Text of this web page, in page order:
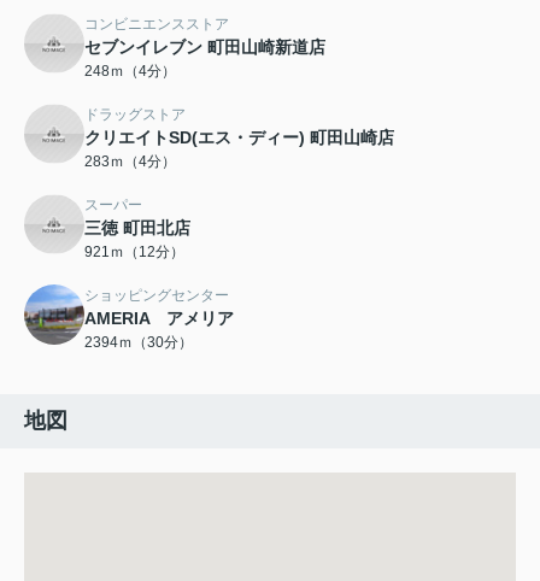
コンビニエンスストア
セブンイレブン 町田山崎新道店
248ｍ（4分）
ドラッグストア
クリエイトSD(エス・ディー) 町田山崎店
283ｍ（4分）
スーパー
三徳 町田北店
921ｍ（12分）
ショッピングセンター
AMERIA アメリア
2394ｍ（30分）
地図